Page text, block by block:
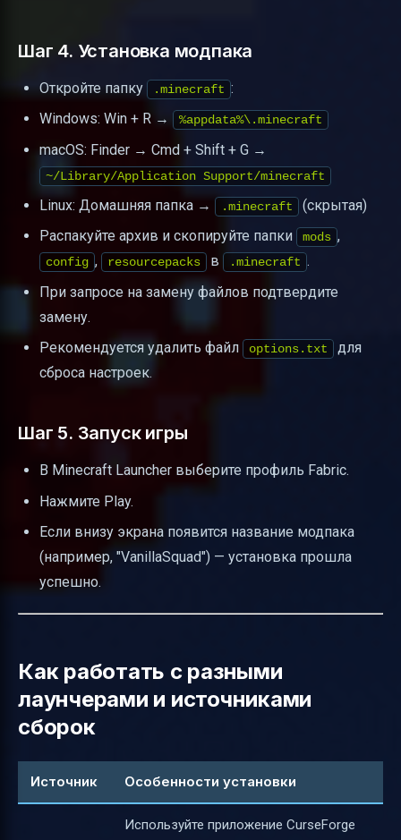
Шаг 4. Установка модпака
Откройте папку .minecraft :
Windows: Win + R →
%appdata%\.minecraft
macOS: Finder → Cmd + Shift + G →
~/Library/Application Support/minecraft
Linux: Домашняя папка → .minecraft
(скрытая)
Распакуйте архив и скопируйте папки
mods ,
config , resourcepacks в .minecraft .
При запросе на замену файлов подтвердите
замену.
Рекомендуется удалить файл
options.txt
для
сброса настроек.
Шаг 5. Запуск игры
В Minecraft Launcher выберите профиль Fabric.
Нажмите Play.
Если внизу экрана появится название модпака
(например, "VanillaSquad") — установка прошла
успешно.
Как работать с разными
лаунчерами и источниками
сборок
Источник Особенности установки
Используйте приложение CurseForge